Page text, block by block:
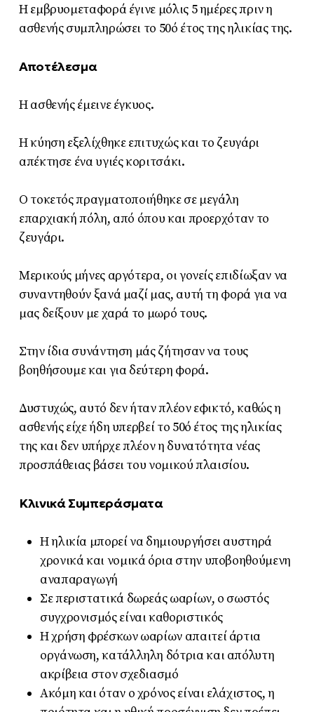
Η εμβρυομεταφορά έγινε μόλις 5 ημέρες πριν η
ασθενής συμπληρώσει το 50ό έτος της ηλικίας της.
Αποτέλεσμα
Η ασθενής έμεινε έγκυος.
Η κύηση εξελίχθηκε επιτυχώς και το ζευγάρι
απέκτησε ένα υγιές κοριτσάκι.
Ο τοκετός πραγματοποιήθηκε σε μεγάλη
επαρχιακή πόλη, από όπου και προερχόταν το
ζευγάρι.
Μερικούς μήνες αργότερα, οι γονείς επιδίωξαν να
συναντηθούν ξανά μαζί μας, αυτή τη φορά για να
μας δείξουν με χαρά το μωρό τους.
Στην ίδια συνάντηση μάς ζήτησαν να τους
βοηθήσουμε και για δεύτερη φορά.
Δυστυχώς, αυτό δεν ήταν πλέον εφικτό, καθώς η
ασθενής είχε ήδη υπερβεί το 50ό έτος της ηλικίας
της και δεν υπήρχε πλέον η δυνατότητα νέας
προσπάθειας βάσει του νομικού πλαισίου.
Κλινικά Συμπεράσματα
Η ηλικία μπορεί να δημιουργήσει αυστηρά
χρονικά και νομικά όρια στην υποβοηθούμενη
αναπαραγωγή
Σε περιστατικά δωρεάς ωαρίων, ο σωστός
συγχρονισμός είναι καθοριστικός
Η χρήση φρέσκων ωαρίων απαιτεί άρτια
οργάνωση, κατάλληλη δότρια και απόλυτη
ακρίβεια στον σχεδιασμό
Ακόμη και όταν ο χρόνος είναι ελάχιστος, η